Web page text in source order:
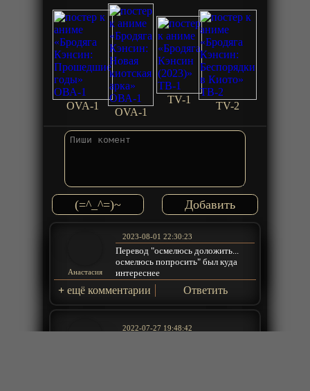
OVA-1
OVA-1
TV-1
TV-2
(=^_^=)~
Анастасия
2023-08-01 22:30:23
Перевод "осмелюсь доложить...
осмелюсь попросить" был куда
интереснее
+ ещё комментарии Ответить
2022-07-27 19:48:42